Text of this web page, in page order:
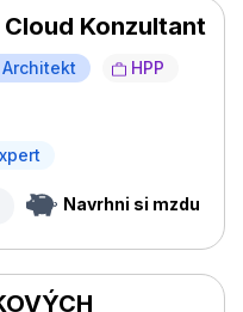
Konzultant
Architekt
HPP
Navrhni si mzdu